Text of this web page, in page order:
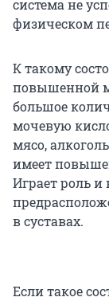
система не
физическом
К такому
повышенной
большое
мочевую
мясо,
имеет
Играет роль и
в суставах.
Если такое